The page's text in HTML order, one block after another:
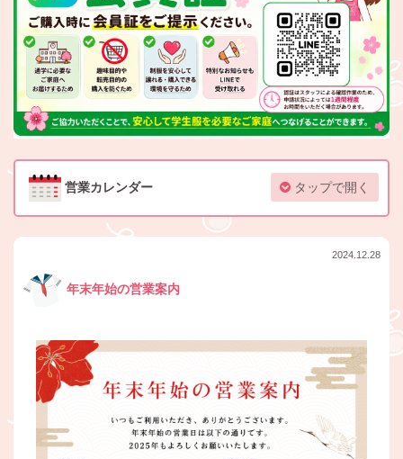
営業カレンダー タップで開く
2024.12.28
年末年始の営業案内